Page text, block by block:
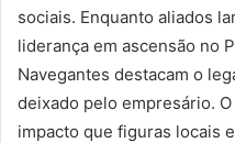
sociais. Enquanto aliados
liderança em ascensão no
Navegantes destacam o
deixado pelo empresário.
impacto que figuras locais